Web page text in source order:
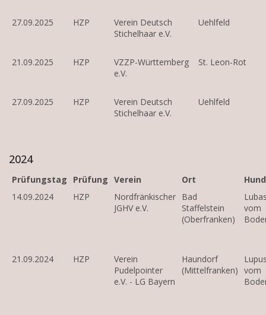
27.09.2025 HZP
Verein Deutsch
Stichelhaar e.V.
Uehlfeld
21.09.2025 HZP
VZZP-Württemberg
e.V.
St. Leon-Rot
27.09.2025 HZP
Verein Deutsch
Stichelhaar e.V.
Uehlfeld
2024
Prüfungstag Prüfung Verein Ort
Hund
14.09.2024
HZP
Nordfränkischer
JGHV e.V.
Bad
Staffelstein
(Oberfranken)
vom
21.09.2024 HZP
Verein
Pudelpointer
e.V. - LG Bayern
Haundorf
(Mittelfranken) vom